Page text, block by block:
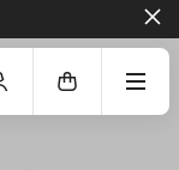
DELLA PAGINA